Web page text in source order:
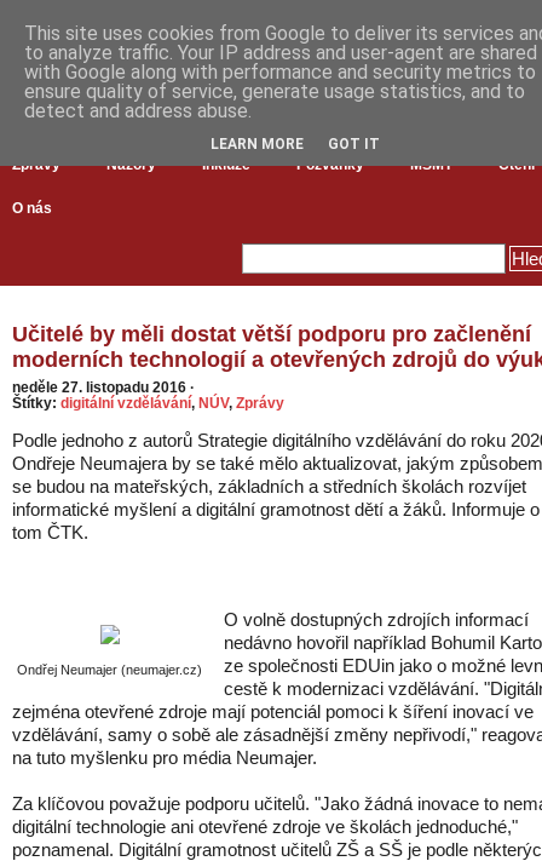
Zprávy Názory Inkluze Pozvánky MŠMT Čtení
O nás
Učitelé by měli dostat větší podporu pro začlenění
moderních technologií a otevřených zdrojů do
neděle 27. listopadu 2016 ·
Štítky: digitální vzdělávání, NÚV, Zprávy
Podle jednoho z autorů Strategie digitálního vzdělávání do roku
Ondřeje Neumajera by se také mělo aktualizovat, jakým způsobem
se budou na mateřských, základních a středních školách rozvíjet
informatické myšlení a digitální gramotnost dětí a žáků. Informuje o
tom ČTK.
Ondřej Neumajer (neumajer.cz)
O volně dostupných zdrojích informací
nedávno hovořil například Bohumil
ze společnosti EDUin jako o možné
cestě k modernizaci vzdělávání.
zejména otevřené zdroje mají potenciál pomoci k šíření inovací ve
vzdělávání, samy o sobě ale zásadnější změny nepřivodí,"
na tuto myšlenku pro média Neumajer.
Za klíčovou považuje podporu učitelů. "Jako žádná inovace to
digitální technologie ani otevřené zdroje ve školách jednoduché,"
poznamenal. Digitální gramotnost učitelů ZŠ a SŠ je podle
This site uses cookies from Google to deliver its services
to analyze traffic. Your IP address and user-agent are shared
with Google along with performance and security metrics to
ensure quality of service, generate usage statistics, and to
detect and address abuse.
LEARN MORE GOT IT